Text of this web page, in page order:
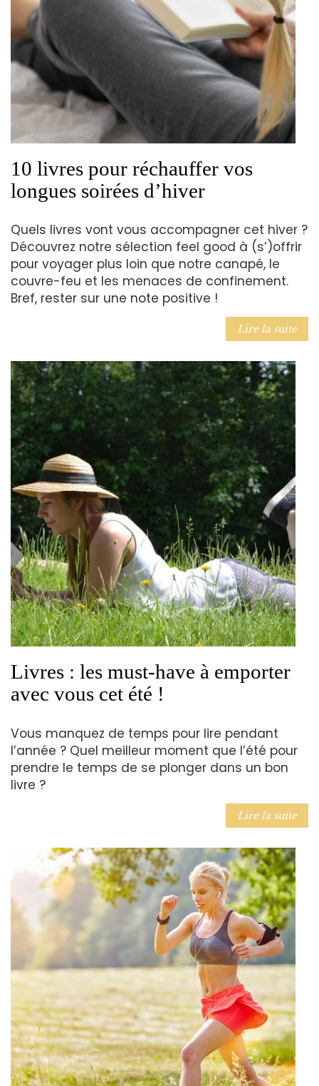
10 livres pour réchauffer vos
longues soirées d’hiver
Quels livres vont vous accompagner cet hiver ?
Découvrez notre sélection feel good à (s’)offrir
pour voyager plus loin que notre canapé, le
couvre-feu et les menaces de confinement.
Bref, rester sur une note positive !
Lire la suite
Livres : les must-have à emporter
avec vous cet été !
Vous manquez de temps pour lire pendant
l’année ? Quel meilleur moment que l’été pour
prendre le temps de se plonger dans un bon
livre ?
Lire la suite